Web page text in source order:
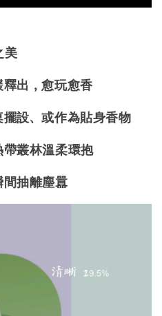
美
出，愈玩愈香
擺設、或作為貼身香物
叢林溫柔環抱
抽離塵囂